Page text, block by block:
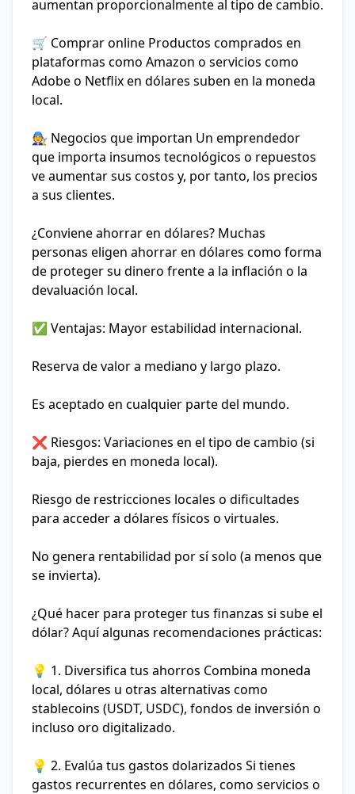
aumentan proporcionalmente al tipo de cambio.
🛒 Comprar online Productos comprados en
plataformas como Amazon o servicios como
Adobe o Netflix en dólares suben en la moneda
local.
🧑‍🔧 Negocios que importan Un emprendedor
que importa insumos tecnológicos o repuestos
ve aumentar sus costos y, por tanto, los precios
a sus clientes.
¿Conviene ahorrar en dólares? Muchas
personas eligen ahorrar en dólares como forma
de proteger su dinero frente a la inflación o la
devaluación local.
✅ Ventajas: Mayor estabilidad internacional.
Reserva de valor a mediano y largo plazo.
Es aceptado en cualquier parte del mundo.
❌ Riesgos: Variaciones en el tipo de cambio (si
baja, pierdes en moneda local).
Riesgo de restricciones locales o dificultades
para acceder a dólares físicos o virtuales.
No genera rentabilidad por sí solo (a menos que
se invierta).
¿Qué hacer para proteger tus finanzas si sube el
dólar?Aquí algunas recomendaciones prácticas:
💡 1. Diversifica tus ahorros Combina moneda
local, dólares u otras alternativas como
stablecoins (USDT, USDC), fondos de inversión o
incluso oro digitalizado.
💡 2. Evalúa tus gastos dolarizados Si tienes
gastos recurrentes en dólares, como servicios o